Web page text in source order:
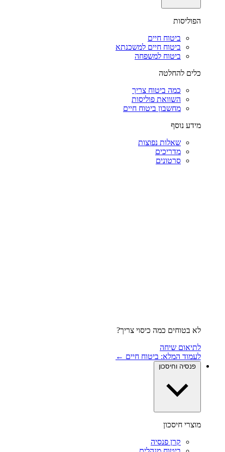
הפוליסות
ביטוח חיים
ביטוח חיים למשכנתא
ביטוח למשפחה
כלים להחלטה
כמה ביטוח צריך
השוואת פוליסות
מחשבון ביטוח חיים
מידע נוסף
שאלות נפוצות
מדריכים
סרטונים
לא בטוחים כמה כיסוי צריך?
לתיאום שיחה
לעמוד המלא: ביטוח חיים ←
פנסיה וחיסכון
מוצרי חיסכון
קרן פנסיה